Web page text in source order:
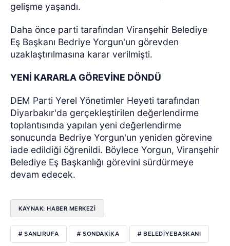
gelişme yaşandı.
Daha önce parti tarafından Viranşehir Belediye
Eş Başkanı Bedriye Yorgun'un görevden
uzaklaştırılmasına karar verilmişti.
YENİ KARARLA GÖREVİNE DÖNDÜ
DEM Parti Yerel Yönetimler Heyeti tarafından
Diyarbakır'da gerçekleştirilen değerlendirme
toplantısında yapılan yeni değerlendirme
sonucunda Bedriye Yorgun'un yeniden görevine
iade edildiği öğrenildi. Böylece Yorgun, Viranşehir
Belediye Eş Başkanlığı görevini sürdürmeye
devam edecek.
KAYNAK: HABER MERKEZİ
# ŞANLIRUFA # SONDAKIKA # BELEDIYEBAŞKANI